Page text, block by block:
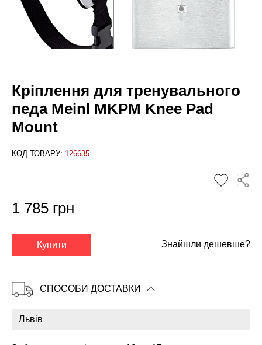
Кріплення для тренувального
педа Meinl MKPM Knee Pad
Mount
КОД ТОВАРУ: 126635
1 785 грн
Купити Знайшли дешевше?
СПОСОБИ ДОСТАВКИ